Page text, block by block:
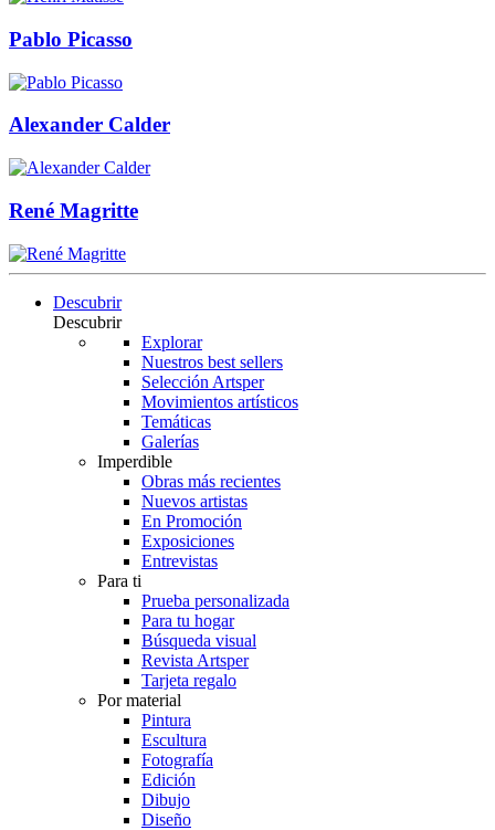
Pablo Picasso
Alexander Calder
René Magritte
Descubrir
Descubrir
Explorar
Nuestros best sellers
Selección Artsper
Movimientos artísticos
Temáticas
Galerías
Imperdible
Obras más recientes
Nuevos artistas
En Promoción
Exposiciones
Entrevistas
Para ti
Prueba personalizada
Para tu hogar
Búsqueda visual
Revista Artsper
Tarjeta regalo
Por material
Pintura
Escultura
Fotografía
Edición
Dibujo
Diseño